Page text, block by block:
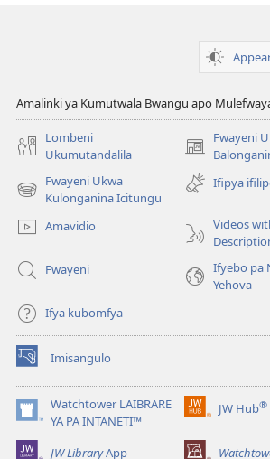
Amalinki ya Kumutwala Bwangu apo
Lombeni
Ukumutandalila
Fwayeni
(yalaisula
na
imbi)
Fwayeni Ukwa
Kulonganina Icitungu
(yalaisula
imbi)
Ifipya
Amavidio
Videos
Fwayeni
Ifyebo pa
Yehova
Ifya kubomfya
Imisangulo
(yalaisula
na
imbi)
Watchtower LAIBRARE
YA PA INTANETI™
(yalaisula
na
imbi)
JW Hub®
(yalaisula
imbi)
JW LibraryApp